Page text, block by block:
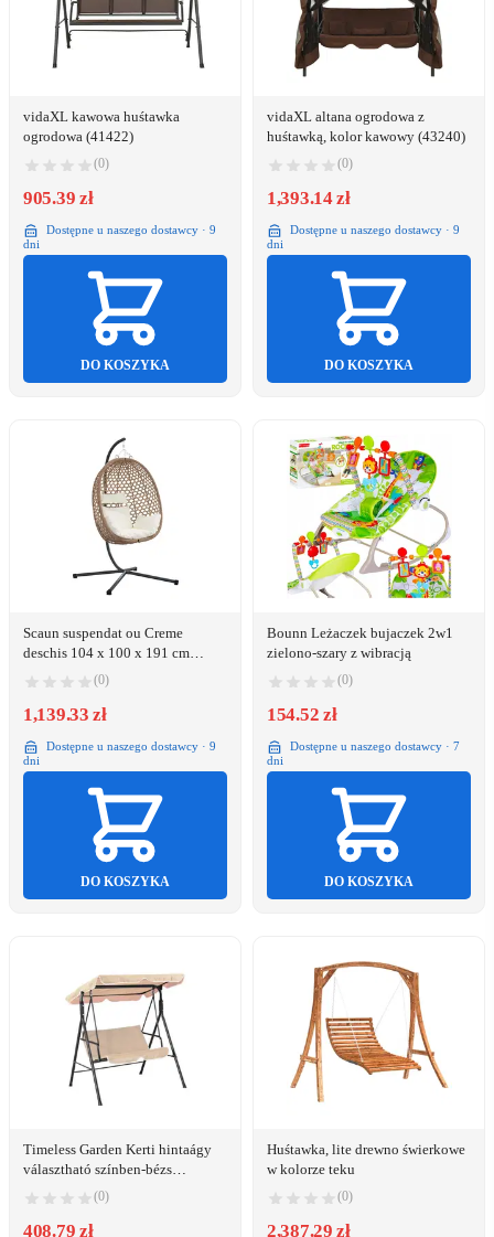
vidaXL kawowa huśtawka
ogrodowa (41422)
(0)
905.39 zł
Dostępne u naszego dostawcy · 9
dni
DO KOSZYKA
vidaXL altana ogrodowa z
huśtawką, kolor kawowy (43240)
(0)
1,393.14 zł
Dostępne u naszego dostawcy · 9
dni
DO KOSZYKA
Scaun suspendat ou Creme
deschis 104 x 100 x 191 cm
(0)
1,139.33 zł
Dostępne u naszego dostawcy · 9
dni
DO KOSZYKA
Bounn Leżaczek bujaczek 2w1
zielono-szary z wibracją
(0)
154.52 zł
Dostępne u naszego dostawcy · 7
dni
DO KOSZYKA
Timeless Garden Kerti hintaágy
választható színben-bézs
(HOP1000925-1)
(0)
408.79 zł
Huśtawka, lite drewno świerkowe
w kolorze teku
(0)
2,387.29 zł